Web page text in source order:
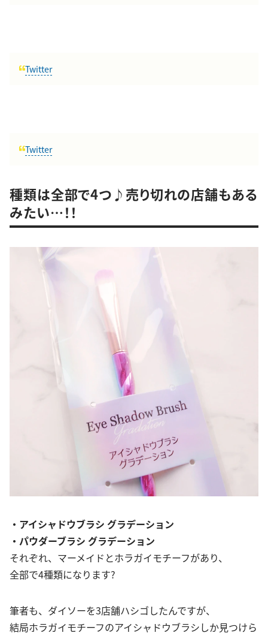
Twitter
Twitter
種類は全部で4つ♪売り切れの店舗もある
みたい…！！
・アイシャドウブラシ グラデーション
・パウダーブラシ グラデーション
それぞれ、マーメイドとホラガイモチーフがあり、
全部で4種類になります?
筆者も、ダイソーを3店舗ハシゴしたんですが、
結局ホラガイモチーフのアイシャドウブラシしか見つけら